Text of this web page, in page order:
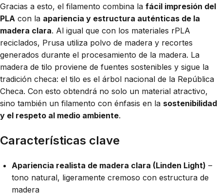
Gracias a esto, el filamento combina la fácil impresión del
PLA con la apariencia y estructura auténticas de la
madera clara. Al igual que con los materiales rPLA
reciclados, Prusa utiliza polvo de madera y recortes
generados durante el procesamiento de la madera. La
madera de tilo proviene de fuentes sostenibles y sigue la
tradición checa: el tilo es el árbol nacional de la República
Checa. Con esto obtendrá no solo un material atractivo,
sino también un filamento con énfasis en la sostenibilidad
y el respeto al medio ambiente.
Características clave
Apariencia realista de madera clara (Linden Light) –
tono natural, ligeramente cremoso con estructura de
madera